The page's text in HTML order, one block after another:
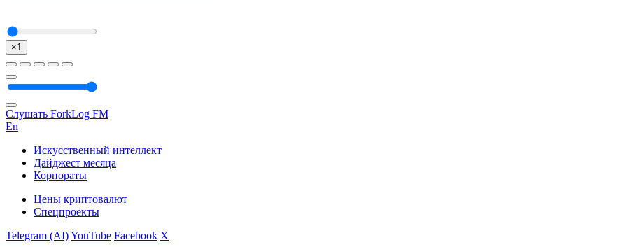
×1
Слушать ForkLog FM
En
Искусственный интеллект
Дайджест месяца
Корпораты
Цены криптовалют
Спецпроекты
Telegram (AI)YouTube Facebook X